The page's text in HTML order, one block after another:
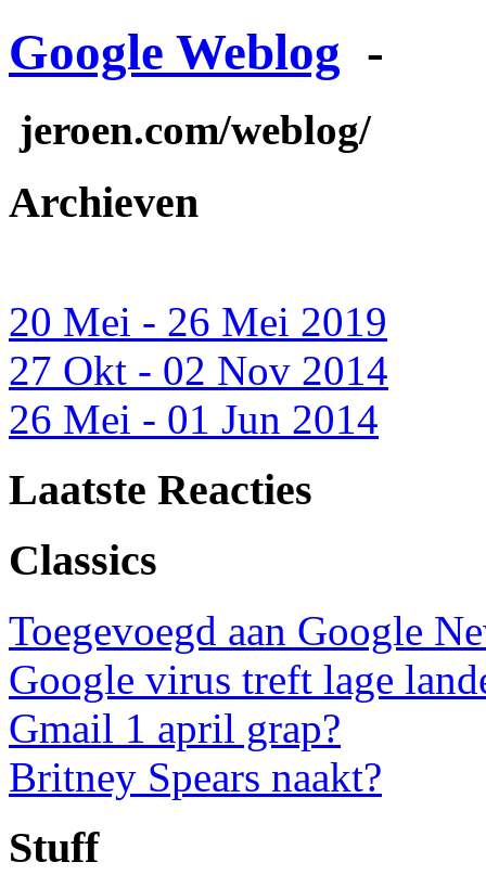
Google Weblog -
jeroen.com/weblog/
Archieven
20 Mei - 26 Mei 2019
27 Okt - 02 Nov 2014
26 Mei - 01 Jun 2014
Laatste Reacties
Classics
Toegevoegd aan Google
Google virus treft lage
Gmail 1 april grap?
Britney Spears naakt?
Stuff